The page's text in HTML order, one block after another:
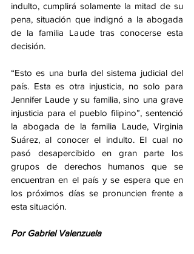
indulto, cumplirá solamente la mitad de su
pena, situación que indignó a la abogada
de la familia Laude tras conocerse esta
decisión.
“Esto es una burla del sistema judicial del
país. Esta es otra injusticia, no solo para
Jennifer Laude y su familia, sino una grave
injusticia para el pueblo filipino”, sentenció
la abogada de la familia Laude, Virginia
Suárez, al conocer el indulto. El cual no
pasó desapercibido en gran parte los
grupos de derechos humanos que se
encuentran en el país y se espera que en
los próximos días se pronuncien frente a
esta situación.
Por Gabriel Valenzuela